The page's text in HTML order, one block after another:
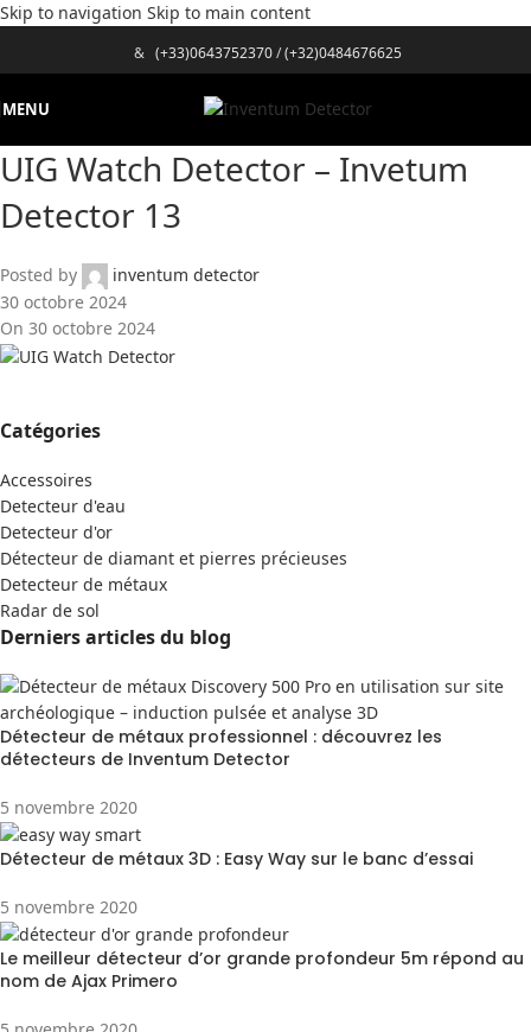
Skip to navigation Skip to main content
& (+33)0643752370/(+32)0484676625
MENU
UIG Watch Detector – Invetum
Detector 13
Posted by
inventum detector
30 octobre 2024
On 30 octobre 2024
Catégories
Accessoires
Detecteur d'eau
Detecteur d'or
Détecteur de diamant et pierres précieuses
Detecteur de métaux
Radar de sol
Derniers articles du blog
Détecteur de métaux professionnel : découvrez les
détecteurs de Inventum Detector
5 novembre 2020
Détecteur de métaux 3D : Easy Way sur le banc d’essai
5 novembre 2020
Le meilleur détecteur d’or grande profondeur 5m répond au
nom de Ajax Primero